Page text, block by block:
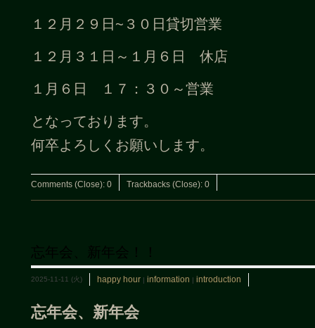
１２月２９日~３０日貸切営業
１２月３１日～１月６日 休店
１月６日 １７：３０～営業
となっております。
何卒よろしくお願いします。
Comments (Close): 0 Trackbacks (Close): 0
忘年会、新年会！！
2025-11-11 (火) happy hour| information | introduction
忘年会、新年会